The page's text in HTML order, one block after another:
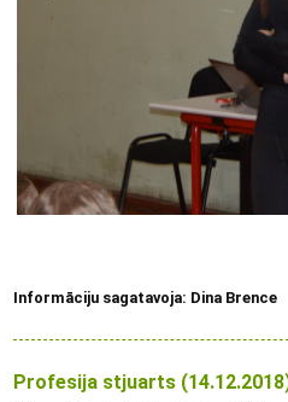
Informāciju sagatavoja: Dina Brence
Profesija stjuarts